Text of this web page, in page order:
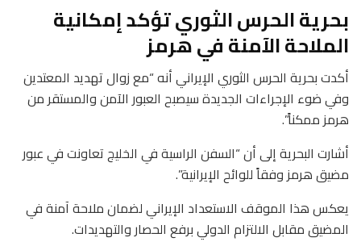
بحرية الحرس الثوري تؤكد إمكانية
الملاحة الآمنة في هرمز
أكدت بحرية الحرس الثوري الإيراني أنه “مع زوال تهديد المعتدين
وفي ضوء الإجراءات الجديدة سيصبح العبور الآمن والمستقر من
هرمز ممكناً”.
أشارت البحرية إلى أن “السفن الراسية في الخليج تعاونت في عبور
مضيق هرمز وفقاً للوائح الإيرانية”.
يعكس هذا الموقف الاستعداد الإيراني لضمان ملاحة آمنة في
المضيق مقابل الالتزام الدولي برفع الحصار والتهديدات.